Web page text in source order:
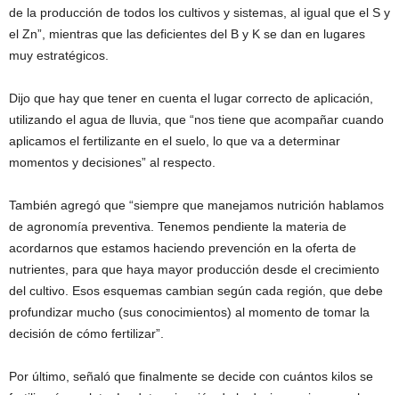
de la producción de todos los cultivos y sistemas, al igual que el S y
el Zn”, mientras que las deficientes del B y K se dan en lugares
muy estratégicos.
Dijo que hay que tener en cuenta el lugar correcto de aplicación,
utilizando el agua de lluvia, que “nos tiene que acompañar cuando
aplicamos el fertilizante en el suelo, lo que va a determinar
momentos y decisiones” al respecto.
También agregó que “siempre que manejamos nutrición hablamos
de agronomía preventiva. Tenemos pendiente la materia de
acordarnos que estamos haciendo prevención en la oferta de
nutrientes, para que haya mayor producción desde el crecimiento
del cultivo. Esos esquemas cambian según cada región, que debe
profundizar mucho (sus conocimientos) al momento de tomar la
decisión de cómo fertilizar”.
Por último, señaló que finalmente se decide con cuántos kilos se